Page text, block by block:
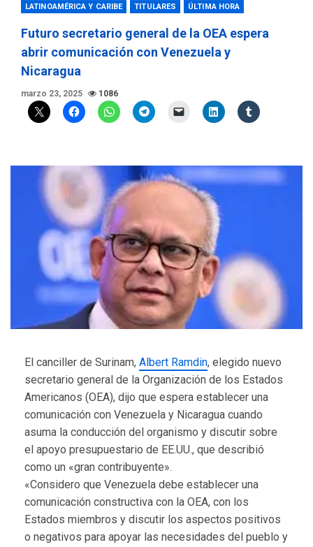
LATINOAMÉRICA Y CARIBE TITULARES ÚLTIMA HORA
Futuro secretario general de la OEA espera
abrir comunicación con Venezuela y
Nicaragua
marzo 23, 2025 1086
El canciller de Surinam, Albert Ramdin, elegido nuevo
secretario general de la Organización de los Estados
Americanos (OEA), dijo que espera establecer una
comunicación con Venezuela y Nicaragua cuando
asuma la conducción del organismo y discutir sobre
el apoyo presupuestario de EE.UU., que describió
como un «gran contribuyente».
«Considero que Venezuela debe establecer una
comunicación constructiva con la OEA, con los
Estados miembros y discutir los aspectos positivos
o negativos para apoyar las necesidades del pueblo y